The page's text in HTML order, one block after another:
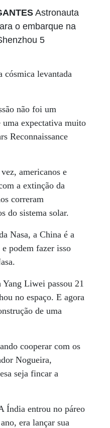
Astronauta
o embarque na
5
cósmica levantada
não foi um
expectativa muito
Reconnaissance
americanos e
a extinção da
correram
do sistema solar.
Nasa, a China é a
podem fazer isso
Liwei passou 21
no espaço. E agora
de uma
cooperar com os
Nogueira,
seja fincar a
Índia entrou no páreo
era lançar sua